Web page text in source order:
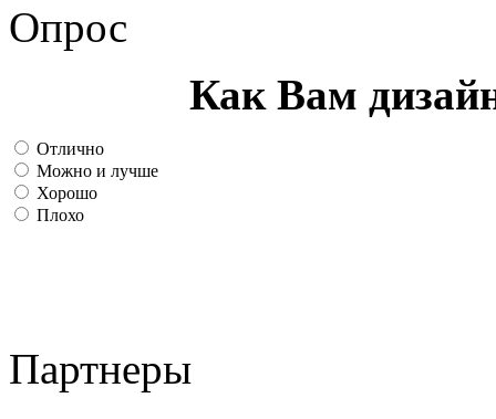
Опрос
Как Вам
Отлично
Можно и лучше
Хорошо
Плохо
Партнеры